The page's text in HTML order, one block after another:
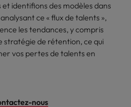
identifions des modèles dans
ce « flux de talents »,
les tendances, y compris
stratégie de rétention, ce qui
vos pertes de talents en
nous